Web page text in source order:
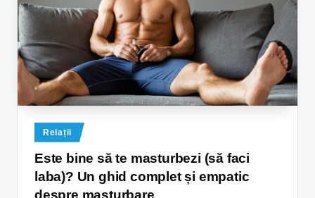
Relații
Este bine să te masturbezi (să faci
laba)? Un ghid complet și empatic
despre masturbare